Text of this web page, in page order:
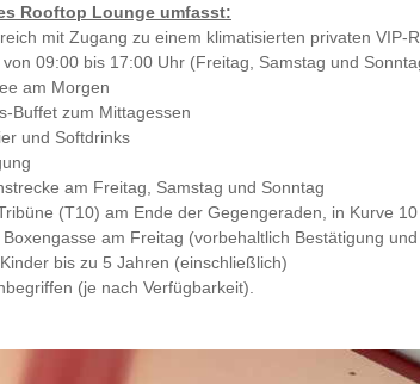
Rooftop Lounge umfasst:
mit Zugang zu einem klimatisierten privaten VIP-
09:00 bis 17:00 Uhr (Freitag, Samstag und
am Morgen
Buffet zum Mittagessen
und Softdrinks
am Freitag, Samstag und Sonntag
(T10) am Ende der Gegengeraden, in Kurve 10
am Freitag (vorbehaltlich Bestätigung
bis zu 5 Jahren (einschließlich)
(je nach Verfügbarkeit).